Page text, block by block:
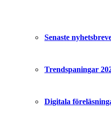
Senaste
Trendspaningar
Digitala